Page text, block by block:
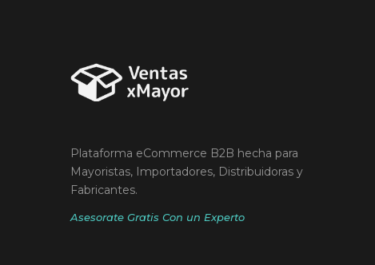
Plataforma eCommerce B2B hecha para
Mayoristas, Importadores, Distribuidoras y
Fabricantes.
Asesorate Gratis Con un Experto